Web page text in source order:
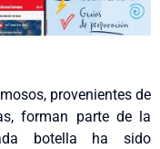
provenientes de
forman parte de la
botella ha sido